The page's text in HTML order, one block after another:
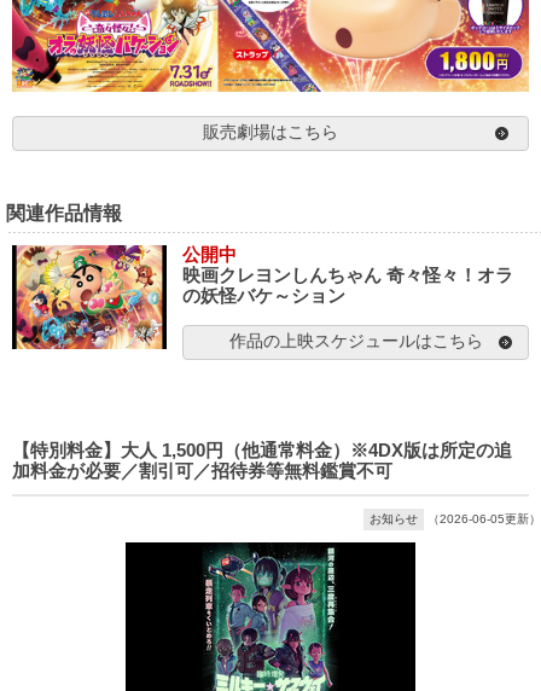
販売劇場はこちら
関連作品情報
公開中
映画クレヨンしんちゃん 奇々怪々！オラ
の妖怪バケ～ション
作品の上映スケジュールはこちら
【特別料金】大人 1,500円（他通常料金）※4DX版は所定の追
加料金が必要／割引可／招待券等無料鑑賞不可
お知らせ （2026-06-05更新）